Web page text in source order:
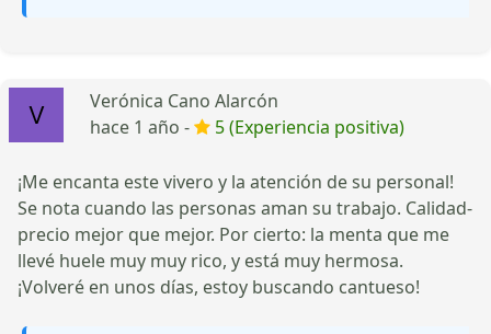
Verónica Cano Alarcón
hace 1 año -
5 (Experiencia positiva)
¡Me encanta este vivero y la atención de su personal!
Se nota cuando las personas aman su trabajo. Calidad-
precio mejor que mejor. Por cierto: la menta que me
llevé huele muy muy rico, y está muy hermosa.
¡Volveré en unos días, estoy buscando cantueso!